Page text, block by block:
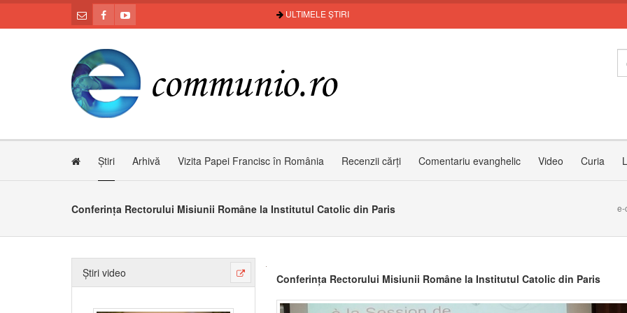
ULTIMELE ȘTIRI
Știri Arhivă Vizita Papei Francisc în România Recenzii cărți Comentariu evanghelic Video Curia
Conferința Rectorului Misiunii Române la Institutul Catolic din Paris e-
Știri video Conferința Rectorului Misiunii Române la Institutul Catolic din Paris